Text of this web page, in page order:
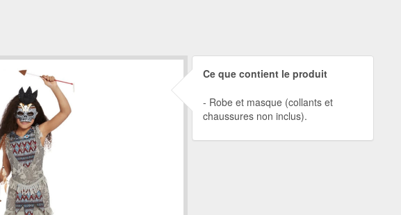
Ce que contient le produit
Robe et masque (collants et
chaussures non inclus).